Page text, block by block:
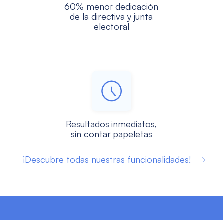
60% menor dedicación
de la directiva y junta
electoral
Resultados inmediatos,
sin contar papeletas
¡Descubre todas nuestras funcionalidades!